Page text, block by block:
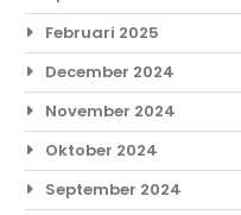
Februari 2025
December 2024
November 2024
Oktober 2024
September 2024